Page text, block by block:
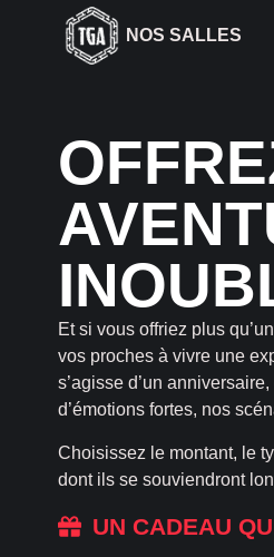
NOS SALLES
Et si vous offriez plus
vos proches à vivre une
s’agisse d’un
d’émotions fortes, nos
Choisissez le montant, le
dont ils se souviendront
UN CADEAU